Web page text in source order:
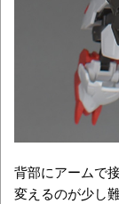
背部にアームで
変えるのが少し